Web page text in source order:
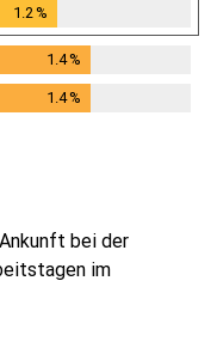
1.2%
1.4%
1.4%
bei der
im